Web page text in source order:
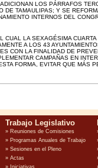
LOS PÁRRAFOS
DE TAMAULIPAS; Y SE
INTERNOS DEL
CUAL LA SEXAGÉSIMA
A LOS 43
CON LA FINALIDAD DE
CAMPAÑAS EN
FORMA, EVITAR QUE MÁS